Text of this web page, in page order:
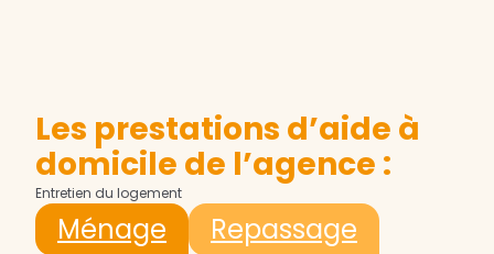
Les prestations d’aide à
domicile de l’agence :
Entretien du logement
Ménage
Repassage